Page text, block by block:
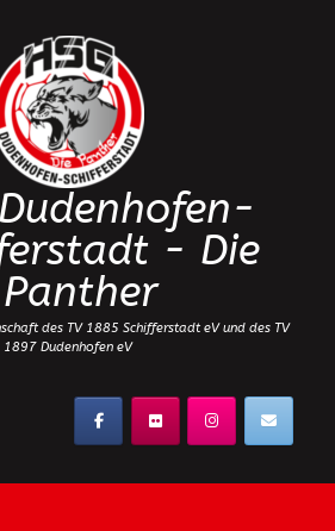
- Die
Panther
des TV 1885 Schifferstadt eV und des TV
1897 Dudenhofen eV